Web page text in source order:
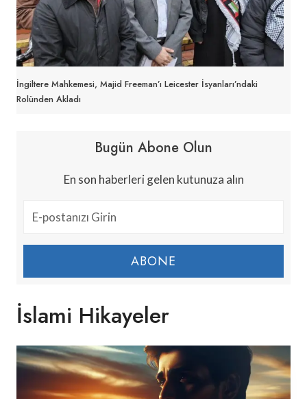
İngiltere Mahkemesi, Majid Freeman’ı Leicester İsyanları’ndaki
Rolünden Akladı
Bugün Abone Olun
En son haberleri gelen kutunuza alın
ABONE
İslami Hikayeler